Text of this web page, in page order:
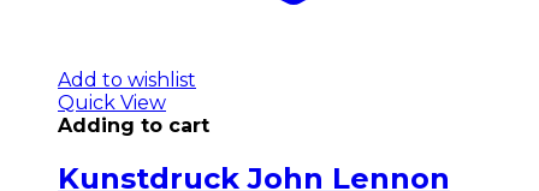
Add to wishlist
Quick View
Adding to cart
Kunstdruck John Lennon